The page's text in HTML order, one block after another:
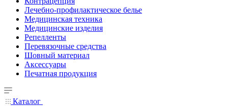
Лечебно-профилактическое белье
Медицинская техника
Медицинские изделия
Репелленты
Перевязочные средства
Шовный материал
Аксессуары
Печатная продукция
Каталог